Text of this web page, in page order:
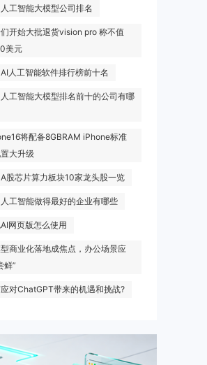
工智能大模型公司排名
开始大批退货vision pro 称不值
美元
人工智能软件排行榜前十名
工智能大模型排名前十的公司有哪
将配备8GBRAM iPhone标准
大升级
股芯片算力板块10家龙头股一览
工智能做得最好的企业有哪些
网页版怎么使用
商业化落地成焦点，办公场景应
鲜”
对ChatGPT带来的机遇和挑战?